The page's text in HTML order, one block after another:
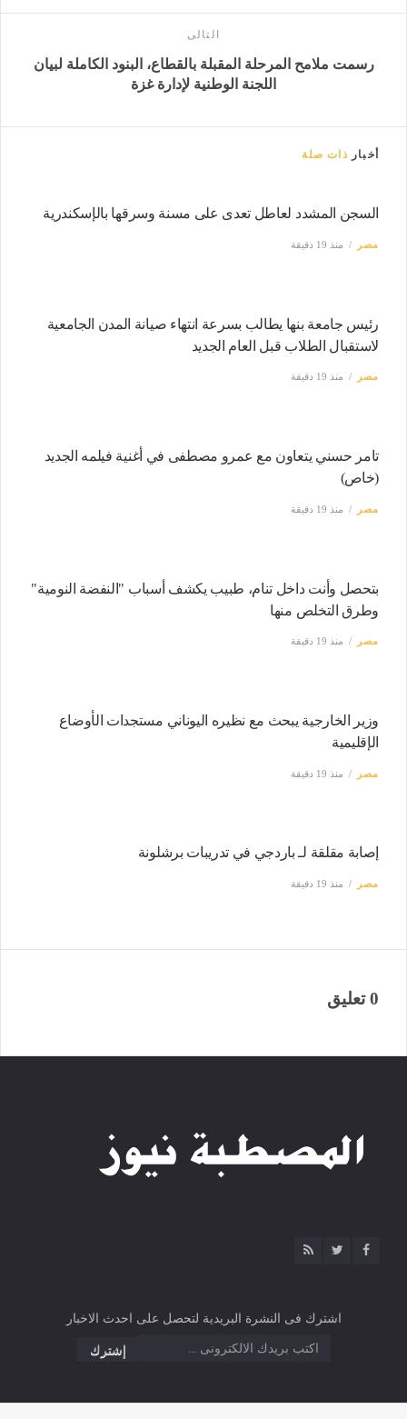
التالى
رسمت ملامح المرحلة المقبلة بالقطاع، البنود الكاملة لبيان
اللجنة الوطنية لإدارة غزة
أخبار ذات صلة
السجن المشدد لعاطل تعدى على مسنة وسرقها بالإسكندرية
مصر منذ 19 دقيقة
رئيس جامعة بنها يطالب بسرعة انتهاء صيانة المدن الجامعية
لاستقبال الطلاب قبل العام الجديد
مصر منذ 19 دقيقة
تامر حسني يتعاون مع عمرو مصطفى في أغنية فيلمه الجديد
(خاص)
مصر منذ 19 دقيقة
بتحصل وأنت داخل تنام، طبيب يكشف أسباب "النفضة النومية"
وطرق التخلص منها
مصر منذ 19 دقيقة
وزير الخارجية يبحث مع نظيره اليوناني مستجدات الأوضاع
الإقليمية
مصر منذ 19 دقيقة
إصابة مقلقة لـ باردجي في تدريبات برشلونة
مصر منذ 19 دقيقة
0 تعليق
اشترك فى النشرة البريدية لتحصل على احدث الاخبار